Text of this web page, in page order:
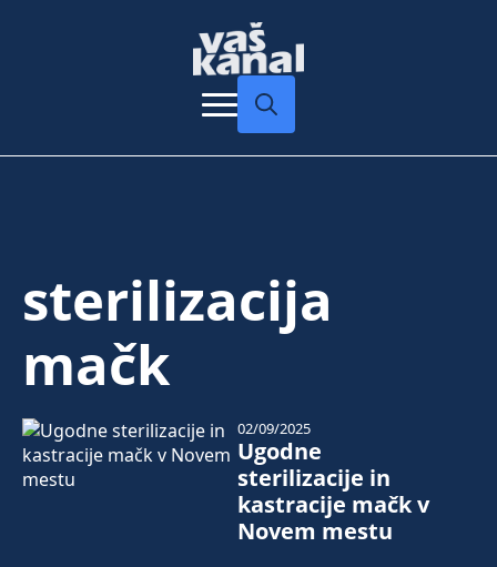
sterilizacija
mačk
Ugodne
sterilizacije in
kastracije mačk v
Novem mestu
02/09/2025